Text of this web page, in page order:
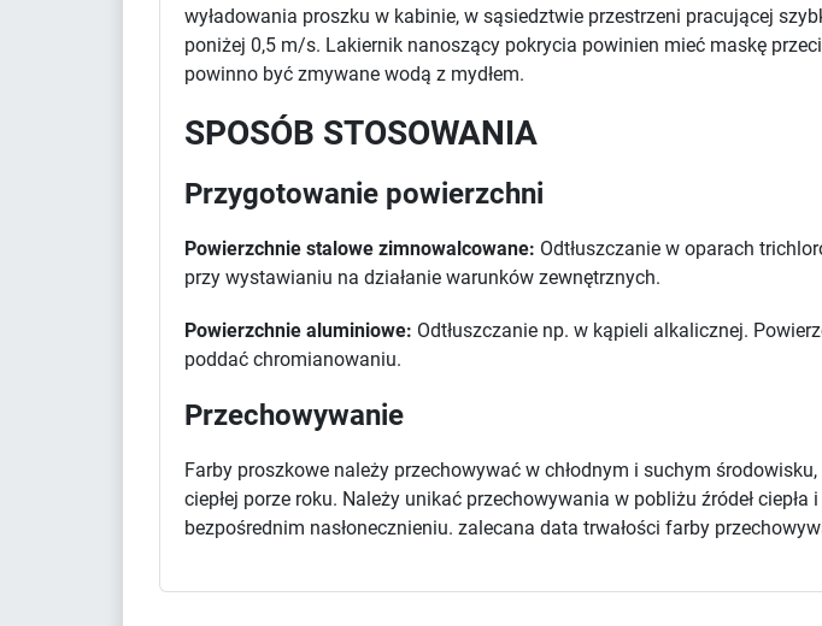
wyładowania proszku w kabinie, w sąsiedztwie przestrzeni pracującej
poniżej 0,5 m/s. Lakiernik nanoszący pokrycia powinien mieć maskę
powinno być zmywane wodą z mydłem.
SPOSÓB STOSOWANIA
Przygotowanie powierzchni
Powierzchnie stalowe zimnowalcowane: Odtłuszczanie w oparach
przy wystawianiu na działanie warunków zewnętrznych.
Powierzchnie aluminiowe: Odtłuszczanie np. w kąpieli alkalicznej.
poddać chromianowaniu.
Przechowywanie
Farby proszkowe należy przechowywać w chłodnym i suchym
ciepłej porze roku. Należy unikać przechowywania w pobliżu źródeł
bezpośrednim nasłonecznieniu. zalecana data trwałości farby